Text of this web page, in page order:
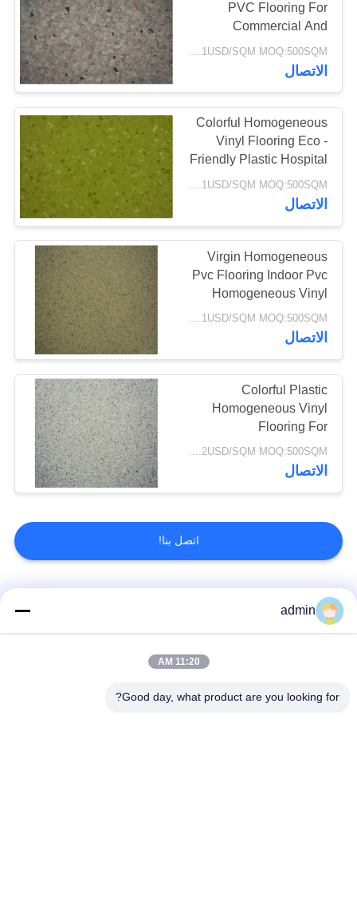
PVC Flooring For
Commercial And
Hospital Decoration
الاتصال
Colorful Homogeneous
Vinyl Flooring Eco -
Friendly Plastic Hospital
Library
5.2-8.1USD/SQM MOQ:500SQM
الاتصال
Virgin Homogeneous
Pvc Flooring Indoor Pvc
Homogeneous Vinyl
2*20M
5.2-8.1USD/SQM MOQ:500SQM
الاتصال
Colorful Plastic
Homogeneous Vinyl
Flooring For
Kindergarten School /
Office Buildings
8.1-11.2USD/SQM MOQ:500SQM
الاتصال
اتصل بنا!
فئات شعبية
admin
11:20 AM
Good day, what product are you looking for?